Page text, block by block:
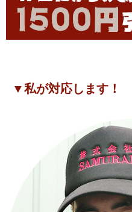
▼私が対応します！